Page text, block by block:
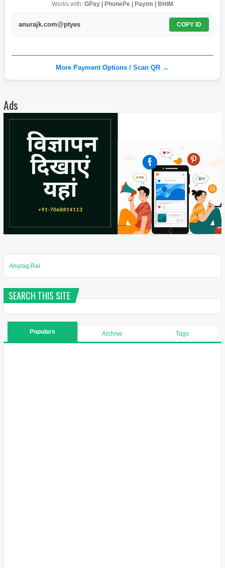
Works with: GPay | PhonePe | Paytm | BHIM
anurajk.com@ptyes COPY ID
More Payment Options / Scan QR →
Ads
Anurag Rai
SEARCH THIS SITE
Populars Archive Tags